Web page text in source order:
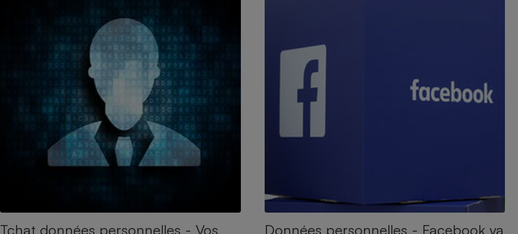
Tchat données personnelles - Vos
Données personnelles - Facebook va